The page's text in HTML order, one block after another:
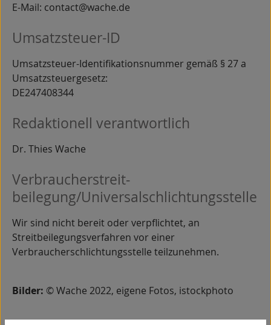
E-Mail: contact@wache.de
Umsatzsteuer-ID
Umsatzsteuer-Identifikationsnummer gemäß § 27 a
Umsatzsteuergesetz:
DE247408344
Redaktionell verantwortlich
Dr. Thies Wache
Verbraucher­streit­
beilegung/Universal­schlichtungs­stelle
Wir sind nicht bereit oder verpflichtet, an
Streitbeilegungsverfahren vor einer
Verbraucherschlichtungsstelle teilzunehmen.
Bilder: © Wache 2022, eigene Fotos, istockphoto